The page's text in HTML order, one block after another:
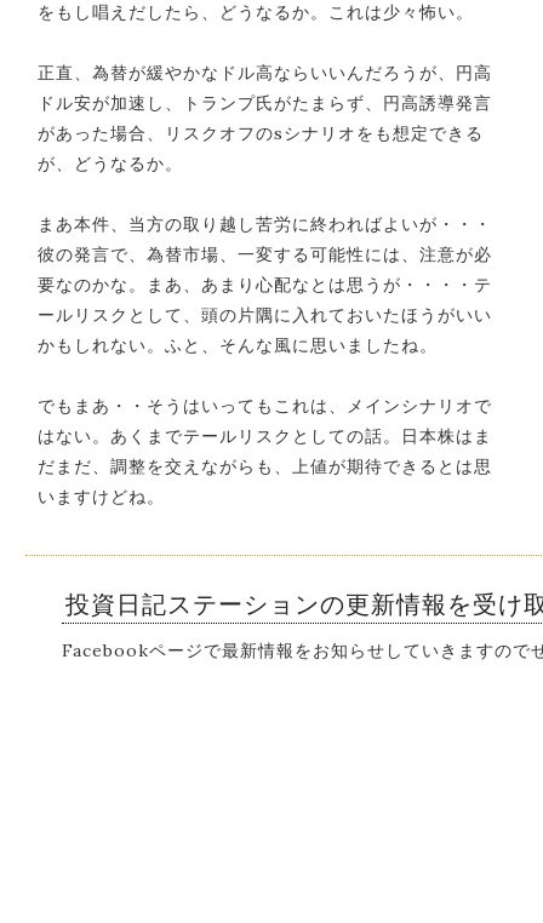
をもし唱えだしたら、どうなるか。これは少々怖い。
正直、為替が緩やかなドル高ならいいんだろうが、円高
ドル安が加速し、トランプ氏がたまらず、円高誘導発言
があった場合、リスクオフのsシナリオをも想定できる
が、どうなるか。
まあ本件、当方の取り越し苦労に終わればよいが・・・
彼の発言で、為替市場、一変する可能性には、注意が必
要なのかな。まあ、あまり心配なとは思うが・・・・テ
ールリスクとして、頭の片隅に入れておいたほうがいい
かもしれない。ふと、そんな風に思いましたね。
でもまあ・・そうはいってもこれは、メインシナリオで
はない。あくまでテールリスクとしての話。日本株はま
だまだ、調整を交えながらも、上値が期待できるとは思
いますけどね。
投資日記ステーションの更新情報を受け
Facebookページで最新情報をお知らせしていきますので